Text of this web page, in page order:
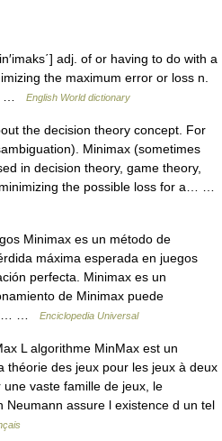
adj. of or having to do with a
the maximum error or loss n.
…
English World dictionary
the decision theory concept. For
Minimax (sometimes
in decision theory, game theory,
the possible loss for a… …
Minimax es un método de
máxima esperada en juegos
perfecta. Minimax es un
de Minimax puede
…
Enciclopedia Universal
L algorithme MinMax est un
théorie des jeux pour les jeux à deux
vaste famille de jeux, le
Neumann assure l existence d un tel